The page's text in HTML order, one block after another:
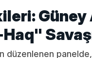
Güney
düzenlenen